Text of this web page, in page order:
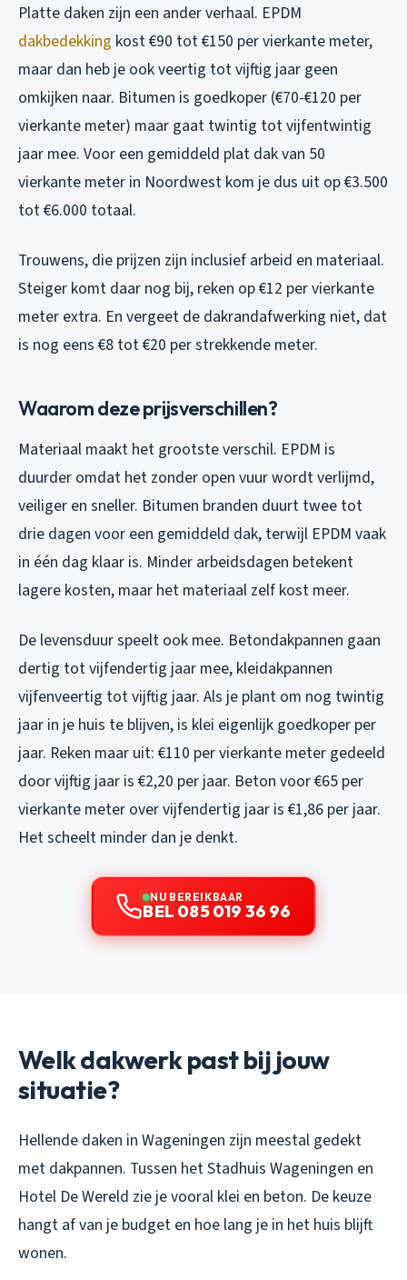
Platte daken zijn een ander verhaal. EPDM
dakbedekking kost €90 tot €150 per vierkante meter,
maar dan heb je ook veertig tot vijftig jaar geen
omkijken naar. Bitumen is goedkoper (€70-€120 per
vierkante meter) maar gaat twintig tot vijfentwintig
jaar mee. Voor een gemiddeld plat dak van 50
vierkante meter in Noordwest kom je dus uit op €3.500
tot €6.000 totaal.
Trouwens, die prijzen zijn inclusief arbeid en materiaal.
Steiger komt daar nog bij, reken op €12 per vierkante
meter extra. En vergeet de dakrandafwerking niet, dat
is nog eens €8 tot €20 per strekkende meter.
Waarom deze prijsverschillen?
Materiaal maakt het grootste verschil. EPDM is
duurder omdat het zonder open vuur wordt verlijmd,
veiliger en sneller. Bitumen branden duurt twee tot
drie dagen voor een gemiddeld dak, terwijl EPDM vaak
in één dag klaar is. Minder arbeidsdagen betekent
lagere kosten, maar het materiaal zelf kost meer.
De levensduur speelt ook mee. Betondakpannen gaan
dertig tot vijfendertig jaar mee, kleidakpannen
vijfenveertig tot vijftig jaar. Als je plant om nog twintig
jaar in je huis te blijven, is klei eigenlijk goedkoper per
jaar. Reken maar uit: €110 per vierkante meter gedeeld
door vijftig jaar is €2,20 per jaar. Beton voor €65 per
vierkante meter over vijfendertig jaar is €1,86 per jaar.
Het scheelt minder dan je denkt.
NU BEREIKBAAR
BEL 085 019 36 96
Welk dakwerk past bij jouw
situatie?
Hellende daken in Wageningen zijn meestal gedekt
met dakpannen. Tussen het Stadhuis Wageningen en
Hotel De Wereld zie je vooral klei en beton. De keuze
hangt af van je budget en hoe lang je in het huis blijft
wonen.